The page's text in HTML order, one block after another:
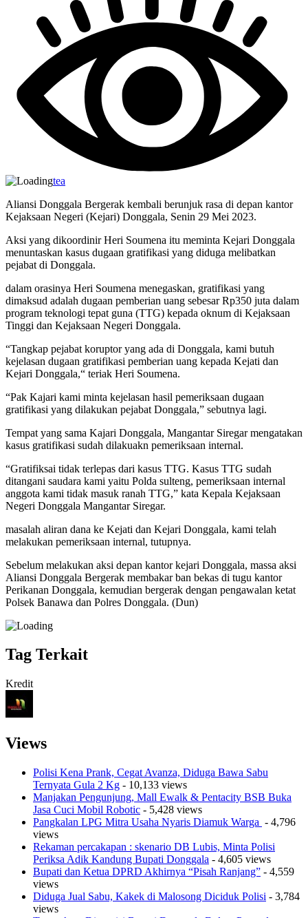
tea
Aliansi Donggala Bergerak kembali berunjuk rasa di depan kantor
Kejaksaan Negeri (Kejari) Donggala, Senin 29 Mei 2023.
Aksi yang dikoordinir Heri Soumena itu meminta Kejari Donggala
menuntaskan kasus dugaan gratifikasi yang diduga melibatkan
pejabat di Donggala.
dalam orasinya Heri Soumena menegaskan, gratifikasi yang
dimaksud adalah dugaan pemberian uang sebesar Rp350 juta dalam
program teknologi tepat guna (TTG) kepada oknum di Kejaksaan
Tinggi dan Kejaksaan Negeri Donggala.
“Tangkap pejabat koruptor yang ada di Donggala, kami butuh
kejelasan dugaan gratifikasi pemberian uang kepada Kejati dan
Kejari Donggala,“ teriak Heri Soumena.
“Pak Kajari kami minta kejelasan hasil pemeriksaan dugaan
gratifikasi yang dilakukan pejabat Donggala,” sebutnya lagi.
Tempat yang sama Kajari Donggala, Mangantar Siregar mengatakan
kasus gratifikasi sudah dilakuakn pemeriksaan internal.
“Gratifiksai tidak terlepas dari kasus TTG. Kasus TTG sudah
ditangani saudara kami yaitu Polda sulteng, pemeriksaan internal
anggota kami tidak masuk ranah TTG,” kata Kepala Kejaksaan
Negeri Donggala Mangantar Siregar.
masalah aliran dana ke Kejati dan Kejari Donggala, kami telah
melakukan pemeriksaan internal, tutupnya.
Sebelum melakukan aksi depan kantor kejari Donggala, massa aksi
Aliansi Donggala Bergerak membakar ban bekas di tugu kantor
Perikanan Donggala, kemudian bergerak dengan pengawalan ketat
Polsek Banawa dan Polres Donggala. (Dun)
Tag Terkait
Kredit
Views
Polisi Kena Prank, Cegat Avanza, Diduga Bawa Sabu
Ternyata Gula 2 Kg - 10,133 views
Manjakan Pengunjung, Mall Ewalk & Pentacity BSB Buka
Jasa Cuci Mobil Robotic - 5,428 views
Pangkalan LPG Mitra Usaha Nyaris Diamuk Warga - 4,796
views
Rekaman percakapan : skenario DB Lubis, Minta Polisi
Periksa Adik Kandung Bupati Donggala - 4,605 views
Bupati dan Ketua DPRD Akhirnya “Pisah Ranjang” - 4,559
views
Diduga Jual Sabu, Kakek di Malosong Diciduk Polisi - 3,784
views